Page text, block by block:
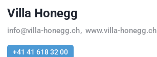
Villa Honegg
info@villa-honegg.ch, www.villa-honegg.ch
+41 41 618 32 00